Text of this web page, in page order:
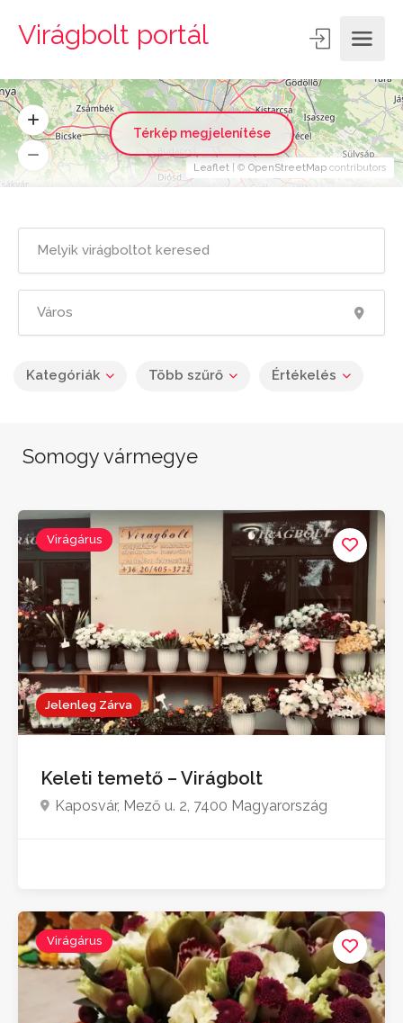
Virágbolt portál
Kategóriák Több szűrő Értékelés
Somogy vármegye
Jelenleg Zárva
Virágárus
Keleti temető – Virágbolt
Kaposvár, Mező u. 2, 7400 Magyarország
Virágárus
Leaflet | © OpenStreetMap contributors
Térkép megjelenítése